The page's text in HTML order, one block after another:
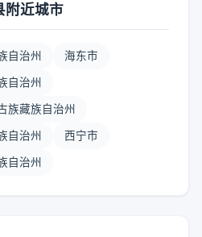
附近城市
自治州 海东市
自治州
族藏族自治州
自治州 西宁市
自治州